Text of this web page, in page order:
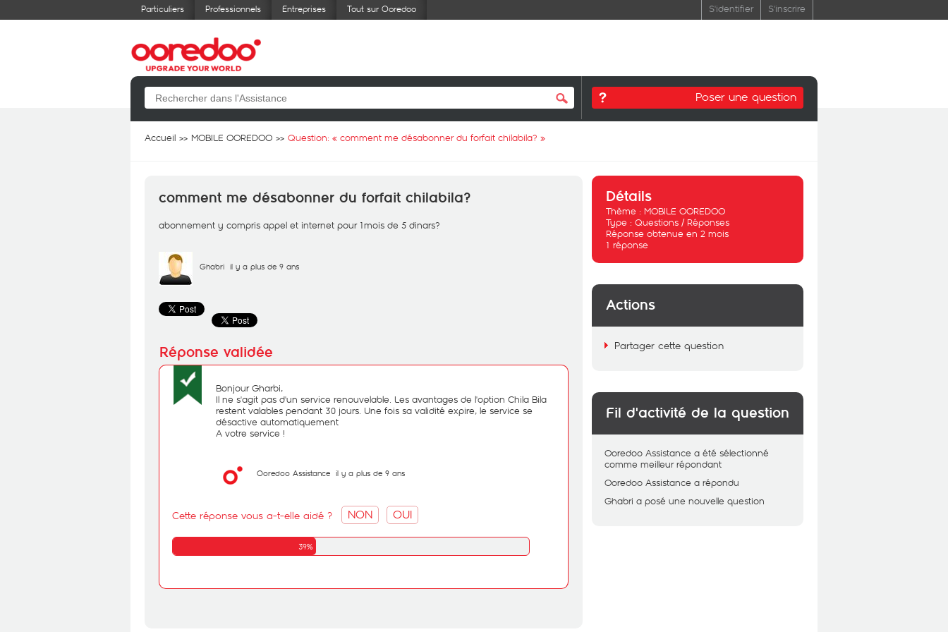
Particuliers Professionnels Entreprises Tout sur Ooredoo S'identifier S'inscrire
Poser une question
Accueil MOBILE OOREDOO Question: « comment me désabonner du forfait chilabila? »
comment me désabonner du forfait chilabila?
abonnement y compris appel et internet pour 1mois de 5 dinars?
Ghabri il y a plus de 9 ans
Bonjour Gharbi,
Il ne s'agit pas d'un service renouvelable. Les avantages de l'option Chila Bila
restent valables pendant 30 jours. Une fois sa validité expire, le service se
désactive automatiquement
A votre service !
Ooredoo Assistance il y a plus de 9 ans
Cette réponse vous a-t-elle aidé ? NON OUI
39%
Détails
Thème : MOBILE OOREDOO
Type : Questions / Réponses
Réponse obtenue en 2 mois
1 réponse
Actions
Partager cette question
Fil d'activité de la question
Ooredoo Assistance a été sélectionné
comme meilleur répondant
Ooredoo Assistance a répondu
Ghabri a posé une nouvelle question